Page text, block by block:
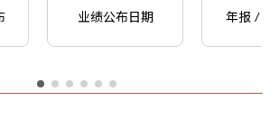
业绩公布日期 年报 / 中